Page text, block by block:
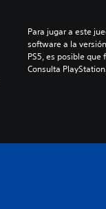
Para jugar a este
software a la
PS5, es posible
Consulta